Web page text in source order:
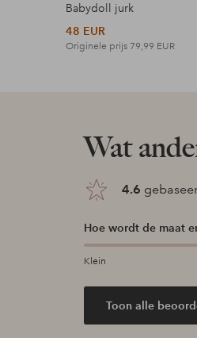
Babydoll jurk
48 EUR
Originele prijs 79,99 EUR
Wat
4.6
Hoe wordt de maat
Klein
Toon alle